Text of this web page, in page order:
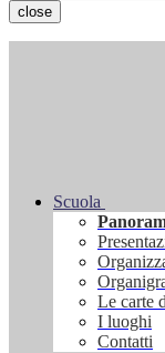
close
Scuola
Le carte
I luoghi
Contatti